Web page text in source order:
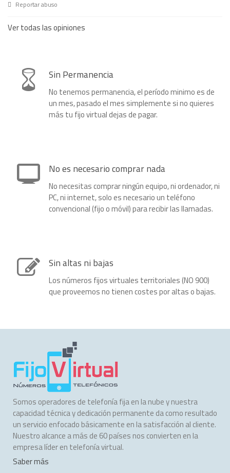
Reportar abuso
Ver todas las opiniones
Sin Permanencia
No tenemos permanencia, el período minimo es de
un mes, pasado el mes simplemente si no quieres
más tu fijo virtual dejas de pagar.
No es necesario comprar nada
No necesitas comprar ningún equipo, ni ordenador, ni
PC, ni internet, solo es necesario un teléfono
convencional (fijo o móvil) para recibir las llamadas.
Sin altas ni bajas
Los números fijos virtuales territoriales (NO 900)
que proveemos no tienen costes por altas o bajas.
Somos operadores de telefonía fija en la nube y nuestra
capacidad técnica y dedicación permanente da como resultado
un servicio enfocado básicamente en la satisfacción al cliente.
Nuestro alcance a más de 60 países nos convierten en la
empresa líder en telefonía virtual.
Saber más